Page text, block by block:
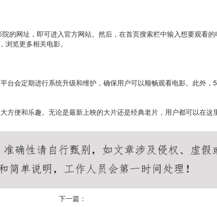
的网址，即可进入官方网站。然后，在首页搜索栏中输入想要观看
览更多相关电影。
会定期进行系统升级和维护，确保用户可以顺畅观看电影。此外
便和乐趣。无论是最新上映的大片还是经典老片，用户都可以在
下一篇：